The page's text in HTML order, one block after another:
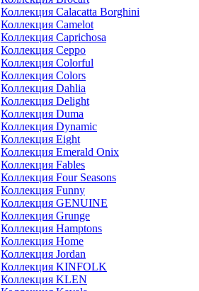
Коллекция Calacatta Borghini
Коллекция Camelot
Коллекция Caprichosa
Коллекция Ceppo
Коллекция Colorful
Коллекция Colors
Коллекция Dahlia
Коллекция Delight
Коллекция Duma
Коллекция Dynamic
Коллекция Eight
Коллекция Emerald Onix
Коллекция Fables
Коллекция Four Seasons
Коллекция Funny
Коллекция GENUINE
Коллекция Grunge
Коллекция Hamptons
Коллекция Home
Коллекция Jordan
Коллекция KINFOLK
Коллекция KLEN